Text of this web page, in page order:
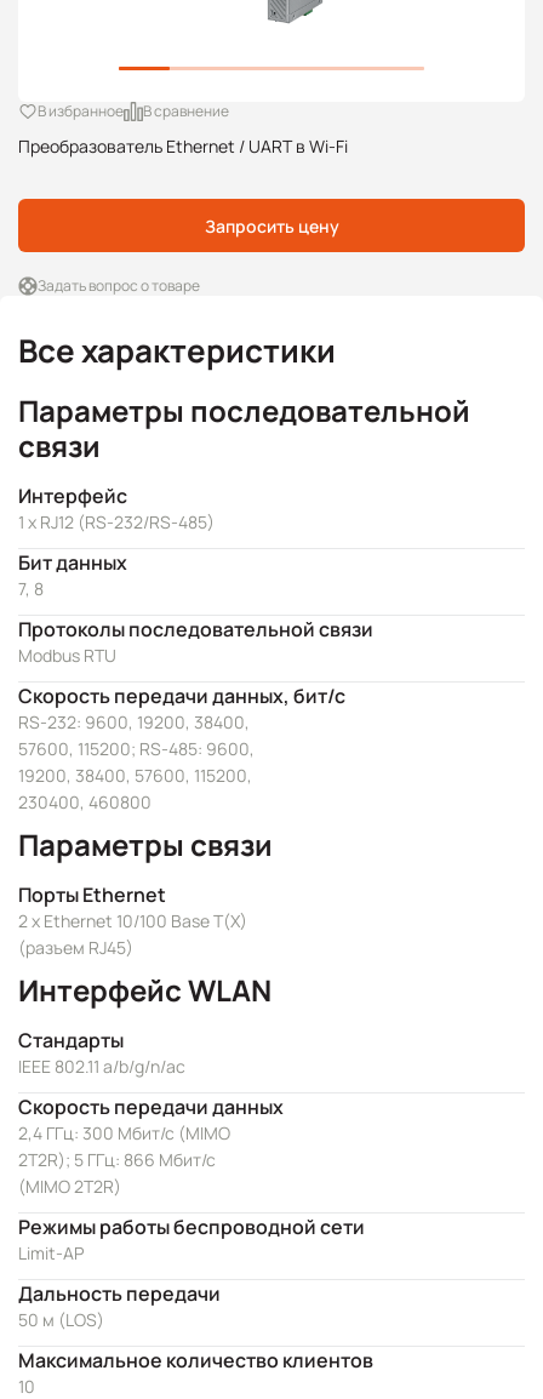
Преобразователь Ethernet / UART в Wi-Fi
В избранное В сравнение
Запросить цену
Задать вопрос о товаре
Все характеристики
Параметры последовательной
связи
Интерфейс
1 х RJ12 (RS-232/RS-485)
Бит данных
7, 8
Протоколы последовательной связи
Modbus RTU
Скорость передачи данных, бит/с
RS-232: 9600, 19200, 38400,
57600, 115200; RS-485: 9600,
19200, 38400, 57600, 115200,
230400, 460800
Параметры связи
Порты Ethernet
2 x Ethernet 10/100 Base T(X)
(разъем RJ45)
Интерфейс WLAN
Стандарты
IEEE 802.11 a/b/g/n/ac
Скорость передачи данных
2,4 ГГц: 300 Мбит/с (MIMO
2T2R); 5 ГГц: 866 Мбит/с
(MIMO 2T2R)
Режимы работы беспроводной сети
Limit-AP
Дальность передачи
50 м (LOS)
Максимальное количество клиентов
10